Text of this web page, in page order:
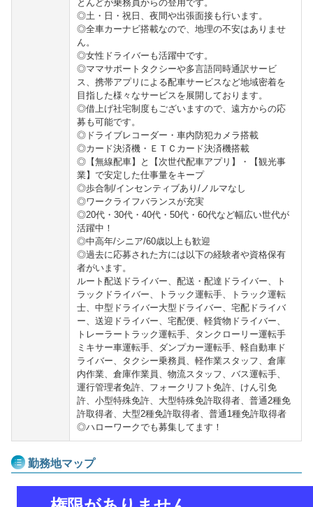
とんどが乗務員からの登用です。
◎土・日・祝日、夜間や出張面接も行います。
◎全車カーナビ搭載なので、地理の不安はありませ
ん。
◎女性ドライバーも活躍中です。
◎ママサポートタクシーや多言語同時通訳サービ
ス、携帯アプリによる配車サービスなど地域密着を
目指した様々なサービスを展開しております。
◎借上げ社宅制度もございますので、遠方からの応
募も可能です。
◎ドライブレコーダー・車内防犯カメラ搭載
◎カード決済機・ＥＴＣカード決済機搭載
◎【無線配車】と【次世代配車アプリ】・【観光事
業】で安定した仕事量をキープ
◎歩合制/インセンティブあり/ノルマなし
◎ワークライフバランスが充実
◎20代・30代・40代・50代・60代など幅広い世代が
活躍中！
◎中高年/シニア/60歳以上も歓迎
◎過去に応募された方には以下の経験者や資格保有
者がいます。
ルート配送ドライバー、配送・配達ドライバー、ト
ラックドライバー、トラック運転手、トラック運転
士、中型ドライバー大型ドライバー、宅配ドライバ
ー、送迎ドライバー、宅配便、軽貨物ドライバー、
トレーラートラック運転手、タンクローリー運転手
ミキサー車運転手、ダンプカー運転手、軽自動車ド
ライバー、タクシー乗務員、軽作業スタッフ、倉庫
内作業、倉庫作業員、物流スタッフ、バス運転手、
運行管理者免許、フォークリフト免許、けん引免
許、小型特殊免許、大型特殊免許取得者、普通2種免
許取得者、大型2種免許取得者、普通1種免許取得者
◎ハローワークでも募集してます！
勤務地マップ